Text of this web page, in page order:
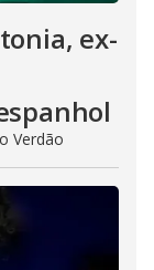
ex-
Verdão